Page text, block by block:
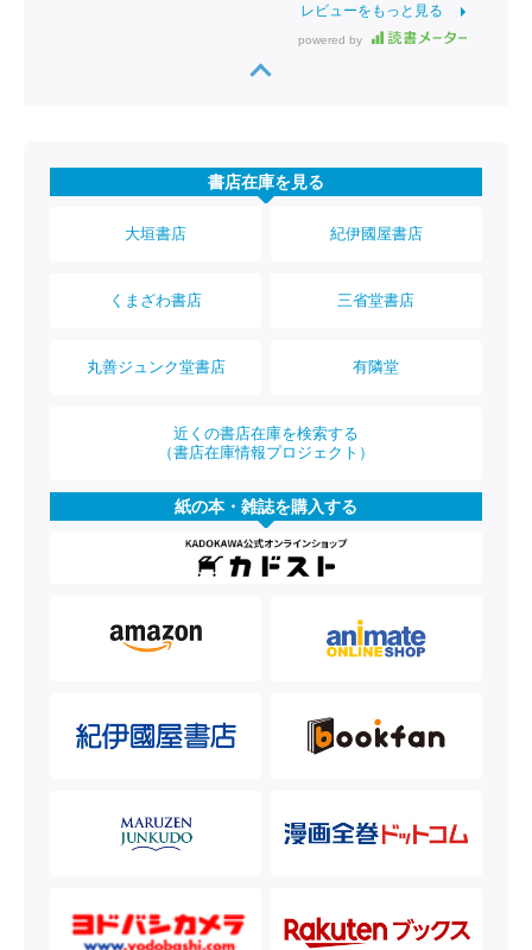
レビューをもっと見る
powered by
書店在庫を見る
大垣書店 紀伊國屋書店
くまざわ書店 三省堂書店
丸善ジュンク堂書店 有隣堂
近くの書店在庫を検索する
（書店在庫情報プロジェクト）
紙の本・雑誌を購入する